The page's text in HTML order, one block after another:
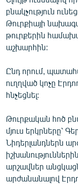
բնակչություն
Թուրքիայի
թուրքերին
աշխարհին:
Ընդ որում,
ուղղված կոչը
հնչեցնել:
Թուրքական հոծ
մյուս երկրները՝
Նիդերլանդներն
արշավներ
արժանանալով